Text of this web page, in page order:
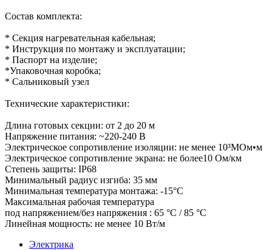
Состав комплекта:
* Секция нагревательная кабельная;
* Инструкция по монтажу и эксплуатации;
* Паспорт на изделие;
*Упаковочная коробка;
* Сальниковый узел
Технические характеристики:
Длина готовых секции: от 2 до 20 м
Напряжение питания: ~220-240 В
Электрическое сопротивление изоляции: не менее 10³МОм•м
Электрическое сопротивление экрана: не более10 Ом/км
Степень защиты: IP68
Минимальный радиус изгиба: 35 мм
Минимальная температура монтажа: -15°С
Максимальная рабочая температура
под напряжением/без напряжения : 65 °С / 85 °С
Линейная мощность: не менее 10 Вт/м
Электрика